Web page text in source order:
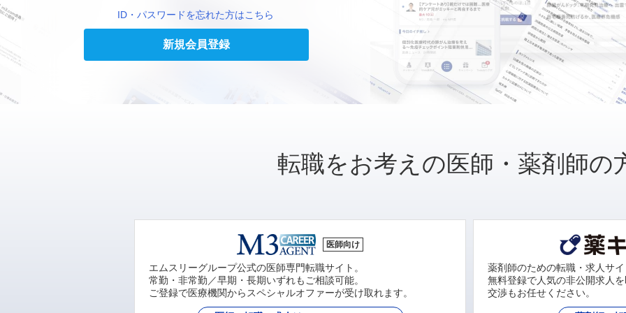
ID・パスワードを忘れた方はこちら
新規会員登録
転職をお考えの医師・薬剤師の
医師向け
エムスリーグループ公式の医師専門転職サイト。
常勤・非常勤／早期・長期いずれもご相談可能。
ご登録で医療機関からスペシャルオファーが受け取れます。
薬剤師のための転職・求人サ
無料登録で人気の非公開求人
交渉もお任せください。